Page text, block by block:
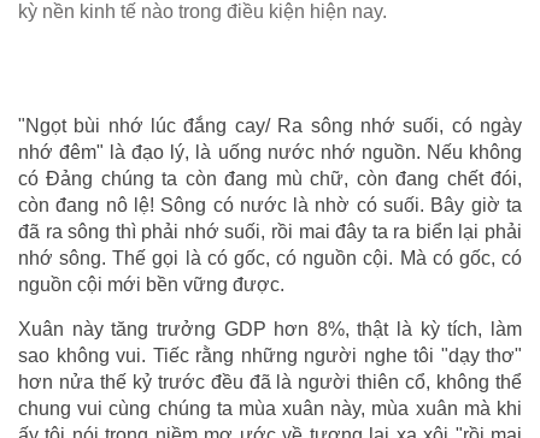
kỳ nền kinh tế nào trong điều kiện hiện nay.
"Ngọt bùi nhớ lúc đắng cay/ Ra sông nhớ suối, có ngày
nhớ đêm" là đạo lý, là uống nước nhớ nguồn. Nếu không
có Đảng chúng ta còn đang mù chữ, còn đang chết đói,
còn đang nô lệ! Sông có nước là nhờ có suối. Bây giờ ta
đã ra sông thì phải nhớ suối, rồi mai đây ta ra biển lại phải
nhớ sông. Thế gọi là có gốc, có nguồn cội. Mà có gốc, có
nguồn cội mới bền vững được.
Xuân này tăng trưởng GDP hơn 8%, thật là kỳ tích, làm
sao không vui. Tiếc rằng những người nghe tôi "dạy thơ"
hơn nửa thế kỷ trước đều đã là người thiên cổ, không thể
chung vui cùng chúng ta mùa xuân này, mùa xuân mà khi